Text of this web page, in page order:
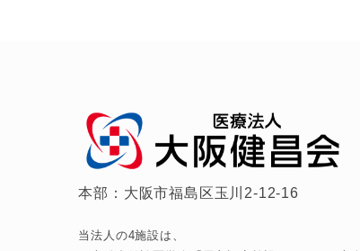
本部：大阪市福島区玉川2-12-16
当法人の4施設は、